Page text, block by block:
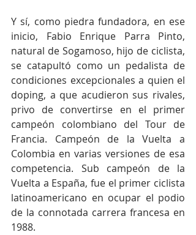
Y sí, como piedra fundadora, en ese
inicio, Fabio Enrique Parra Pinto,
natural de Sogamoso, hijo de ciclista,
se catapultó como un pedalista de
condiciones excepcionales a quien el
doping, a que acudieron sus rivales,
privo de convertirse en el primer
campeón colombiano del Tour de
Francia. Campeón de la Vuelta a
Colombia en varias versiones de esa
competencia. Sub campeón de la
Vuelta a España, fue el primer ciclista
latinoamericano en ocupar el podio
de la connotada carrera francesa en
1988.